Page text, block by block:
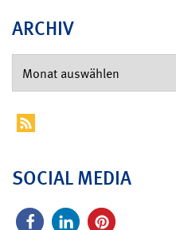
ARCHIV
SOCIAL MEDIA